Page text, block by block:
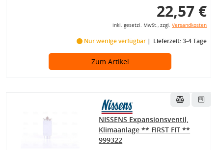
22,57 €
inkl. gesetzl. MwSt., zzgl. Versandkosten
Nur wenige verfügbar Lieferzeit: 3-4 Tage
Zum Artikel
NISSENS Expansionsventil,
Klimaanlage ** FIRST FIT **
999322